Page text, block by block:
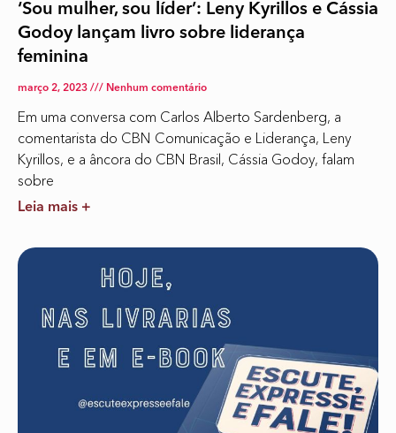
‘Sou mulher, sou líder’: Leny Kyrillos e Cássia
Godoy lançam livro sobre liderança
feminina
março 2, 2023 Nenhum comentário
Em uma conversa com Carlos Alberto Sardenberg, a
comentarista do CBN Comunicação e Liderança, Leny
Kyrillos, e a âncora do CBN Brasil, Cássia Godoy, falam
sobre
Leia mais +